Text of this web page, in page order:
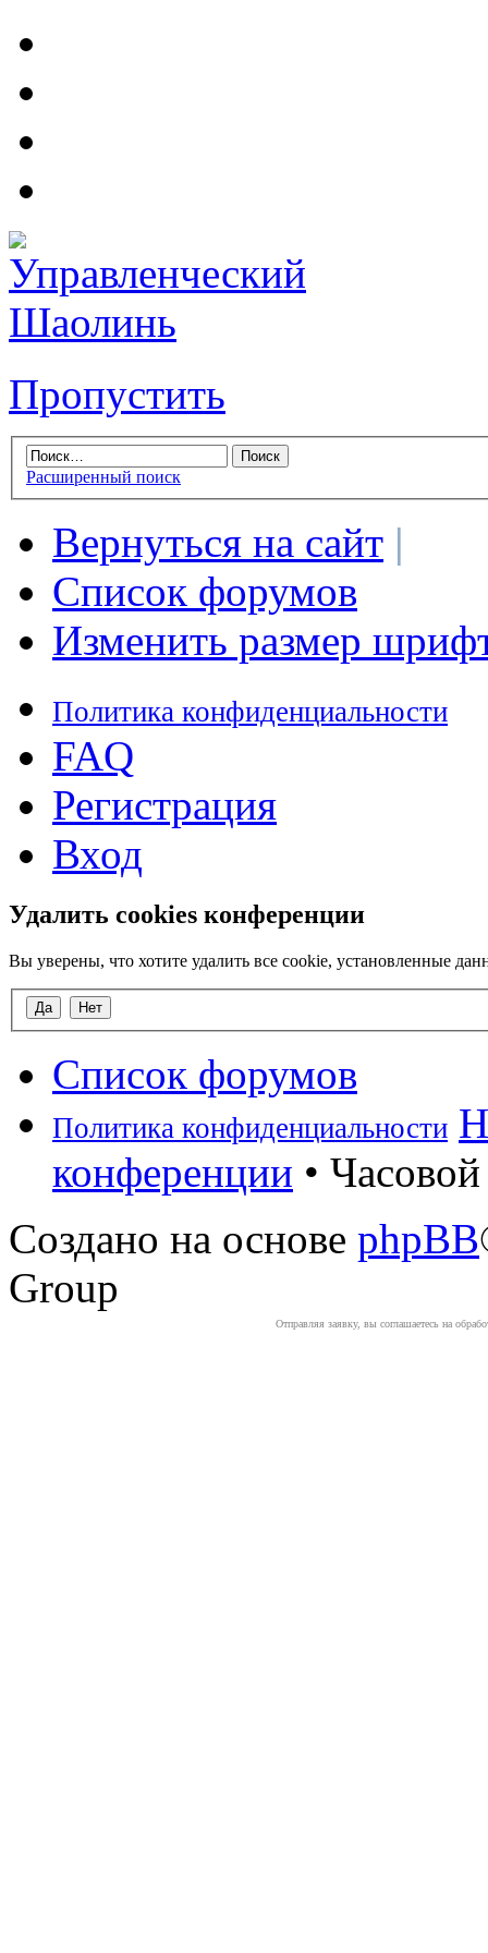
Пропустить
Расширенный поиск
Вернуться на сайт |
Список форумов
Изменить размер
Политика конфиденциальности
FAQ
Регистрация
Вход
Удалить cookies конференции
Вы уверены, что хотите удалить все cookie, установленные
Список форумов
Политика конфиденциальности
конференции •
Создано на основе phpBB
Group
Отправляя заявку, вы соглашаетесь на